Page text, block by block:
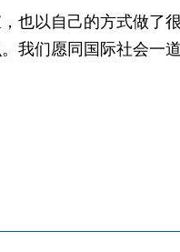
也以自己的方式做了
我们愿同国际社会一